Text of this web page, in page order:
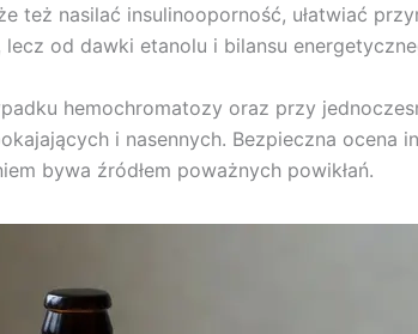
nasilać insulinooporność, ułatwiać
od dawki etanolu i bilansu
hemochromatozy oraz przy
i nasennych. Bezpieczna ocena
bywa źródłem poważnych powikłań.